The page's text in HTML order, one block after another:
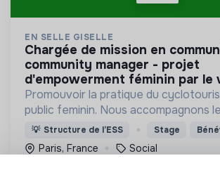
EN SELLE GISELLE
chargée de mission en communication &
community manager - projet
d'empowerment féminin par le
Promouvoir la pratique du
public feminin. Nous accompagnons
(re)prendre confiance en elles et à
leur corps à travers la pratique du
💡 Structure de l’ESS Stage
Paris, France Social